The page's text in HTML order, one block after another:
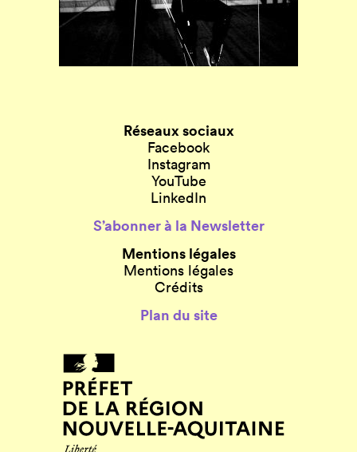
Réseaux sociaux
Facebook
Instagram
YouTube
LinkedIn
S’abonner à la Newsletter
Mentions légales
Mentions légales
Crédits
Plan du site